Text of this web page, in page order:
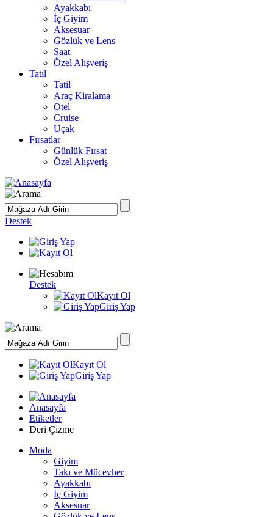
Ayakkabı
İç Giyim
Aksesuar
Gözlük ve Lens
Saat
Özel Alışveriş
Tatil
Tatil
Araç Kiralama
Otel
Cruise
Uçak
Fırsatlar
Günlük Fırsat
Özel Alışveriş
Destek
Destek
Kayıt Ol
Giriş Yap
Kayıt Ol
Giriş Yap
Anasayfa
Etiketler
Deri Çizme
Moda
Giyim
Takı ve Mücevher
Ayakkabı
İç Giyim
Aksesuar